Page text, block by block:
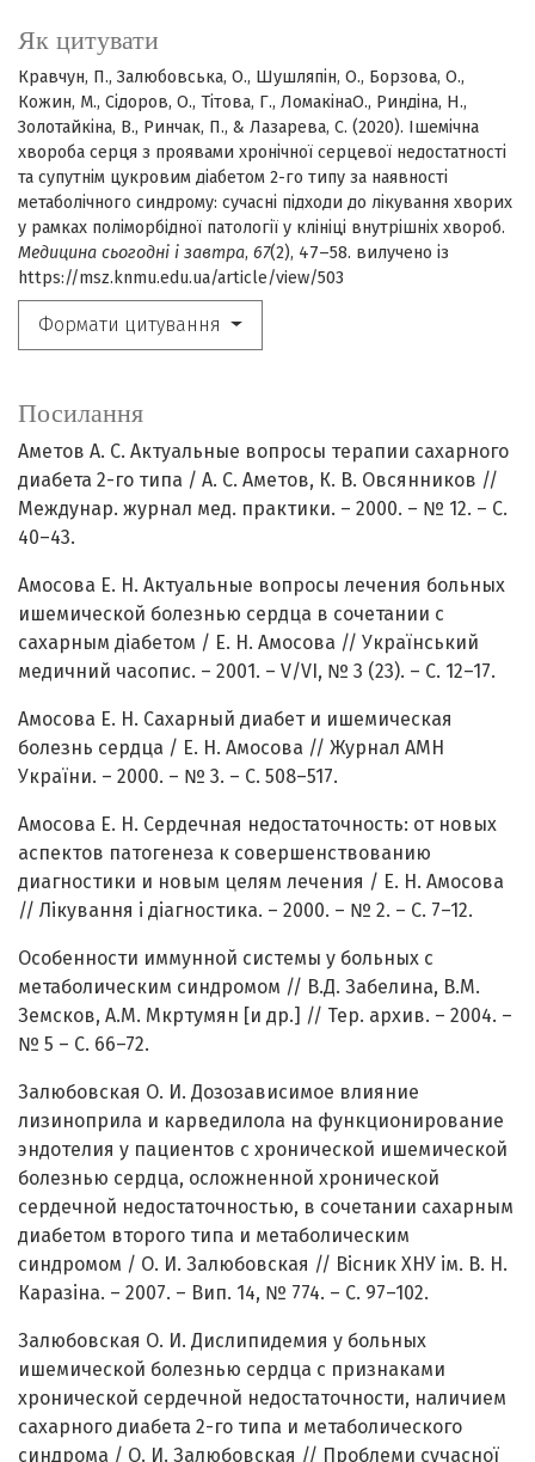
Як цитувати
Кравчун, П., Залюбовська, О., Шушляпін, О., Борзова, О.,
Кожин, М., Сідоров, О., Тітова, Г., ЛомакінаO., Риндіна, Н.,
Золотайкіна, В., Ринчак, П., & Лазарева, С. (2020). Ішемічна
хвороба серця з проявами хронічної серцевої недостатності
та супутнім цукровим діабетом 2-го типу за наявності
метаболічного синдрому: сучасні підходи до лікування хворих
у рамках поліморбідної патології у клініці внутрішніх хвороб.
Медицина сьогодні і завтра, 67(2), 47–58. вилучено із
https://msz.knmu.edu.ua/article/view/503
Формати цитування
Посилання
Аметов А. С. Актуальные вопросы терапии сахарного
диабета 2-го типа / А. С. Аметов, К. В. Овсянников //
Междунар. журнал мед. практики. – 2000. – № 12. – С.
40–43.
Амосова Е. Н. Актуальные вопросы лечения больных
ишемической болезнью сердца в сочетании с
сахарным діабетом / Е. Н. Амосова // Український
медичний часопис. – 2001. – V/VІ, № 3 (23). – С. 12–17.
Амосова Е. Н. Сахарный диабет и ишемическая
болезнь сердца / Е. Н. Амосова // Журнал АМН
України. – 2000. – № 3. – С. 508–517.
Амосова Е. Н. Сердечная недостаточность: от новых
аспектов патогенеза к совершенствованию
диагностики и новым целям лечения / Е. Н. Амосова
// Лікування і діагностика. – 2000. – № 2. – С. 7–12.
Особенности иммунной системы у больных с
метаболическим синдромом // В.Д. Забелина, В.М.
Земсков, А.М. Мкртумян [и др.] // Тер. архив. – 2004. –
№ 5 – С. 66–72.
Залюбовская О. И. Дозозависимое влияние
лизиноприла и карведилола на функционирование
эндотелия у пациентов с хронической ишемической
болезнью сердца, осложненной хронической
сердечной недостаточностью, в сочетании сахарным
диабетом второго типа и метаболическим
синдромом / О. И. Залюбовская // Вісник ХНУ ім. В. Н.
Каразіна. – 2007. – Вип. 14, № 774. – С. 97–102.
Залюбовская О. И. Дислипидемия у больных
ишемической болезнью сердца с признаками
хронической сердечной недостаточности, наличием
сахарного диабета 2-го типа и метаболического
синдрома / О. И. Залюбовская // Проблеми сучасної